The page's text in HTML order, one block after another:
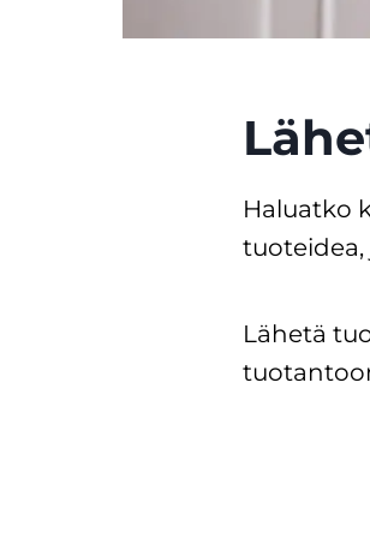
Haluatko
tuoteidea,
Lähetä